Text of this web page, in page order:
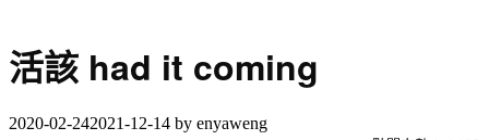
活該 had it coming
2020-02-242021-12-14 by enyaweng